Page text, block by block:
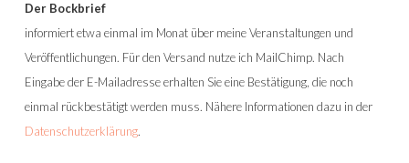
Der Bockbrief
informiert etwa einmal im Monat über meine Veranstaltungen und
Veröffentlichungen. Für den Versand nutze ich MailChimp. Nach
Eingabe der E-Mailadresse erhalten Sie eine Bestätigung, die noch
einmal rückbestätigt werden muss. Nähere Informationen dazu in der
Datenschutzerklärung.